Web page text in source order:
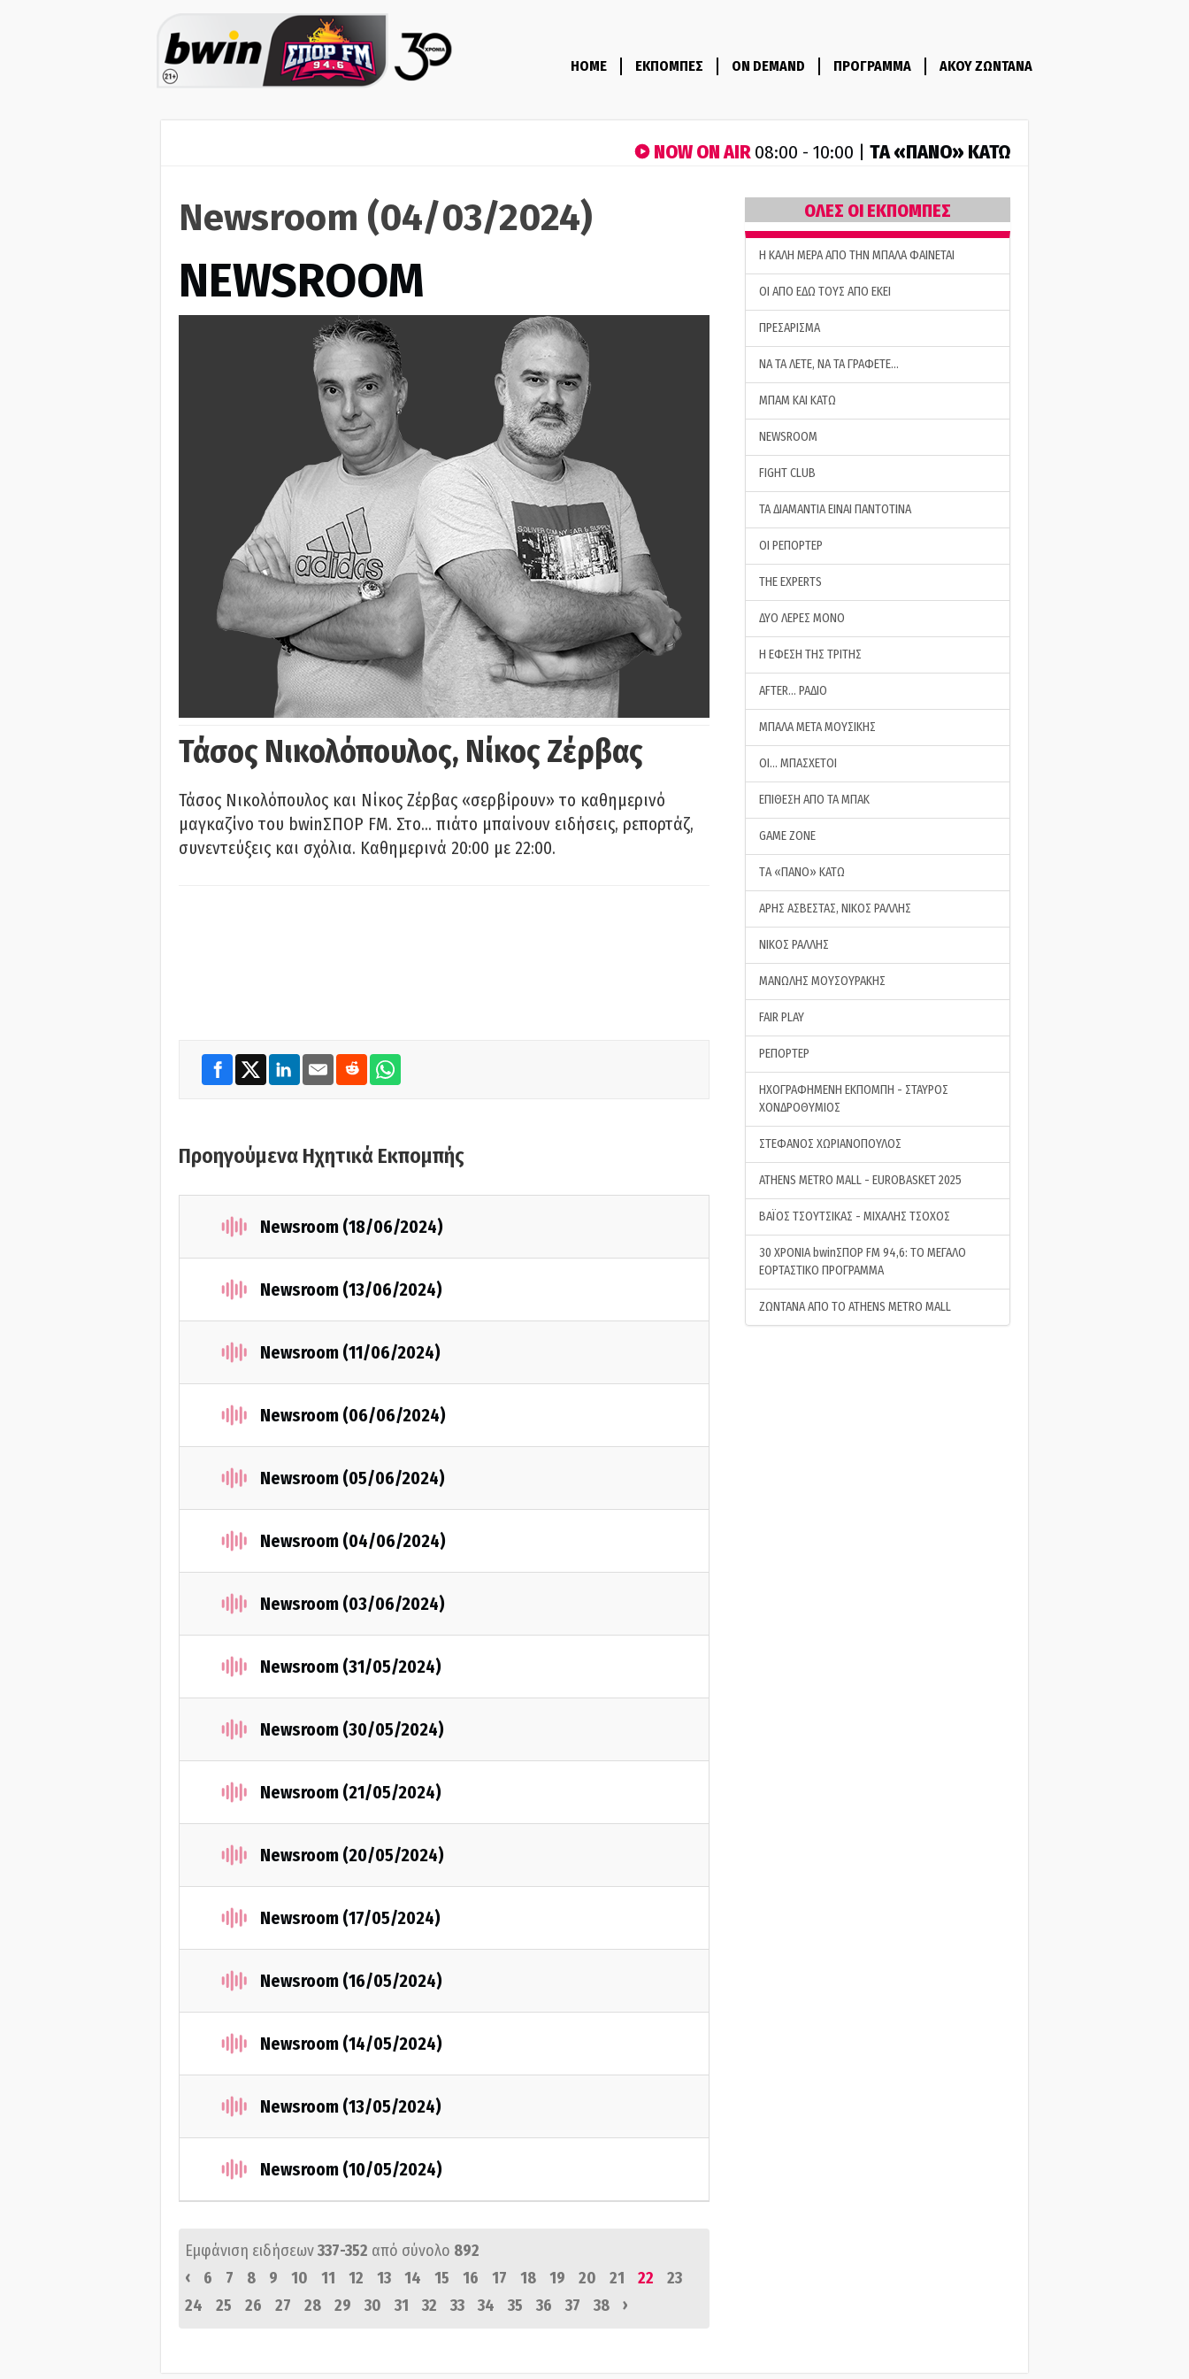
HOME ΕΚΠΟΜΠΕΣ ON DEMAND ΠΡΟΓΡΑΜΜΑ ΑΚΟΥ ΖΩΝΤΑΝΑ
NOW ON AIR08:00 - 10:00 | ΤA «ΠΑΝΟ» ΚΑΤΩ
Newsroom (04/03/2024)
NEWSROOM
Τάσος Νικολόπουλος, Νίκος Ζέρβας
Τάσος Νικολόπουλος και Νίκος Ζέρβας «σερβίρουν» το καθημερινό
μαγκαζίνο του bwinΣΠΟΡ FM. Στο… πιάτο μπαίνουν ειδήσεις, ρεπορτάζ,
συνεντεύξεις και σχόλια. Καθημερινά 20:00 με 22:00.
Προηγούμενα Ηχητικά Εκπομπής
Newsroom (18/06/2024)
Newsroom (13/06/2024)
Newsroom (11/06/2024)
Newsroom (06/06/2024)
Newsroom (05/06/2024)
Newsroom (04/06/2024)
Newsroom (03/06/2024)
Newsroom (31/05/2024)
Newsroom (30/05/2024)
Newsroom (21/05/2024)
Newsroom (20/05/2024)
Newsroom (17/05/2024)
Newsroom (16/05/2024)
Newsroom (14/05/2024)
Newsroom (13/05/2024)
Newsroom (10/05/2024)
Εμφάνιση ειδήσεων337-352 από σύνολο 892
‹
6 7 8 9 10 11 12 13 14 15 16 17 18 19 20 21 22
23
24
25 26 27 28 29 30 31 32 33 34 35 36 37 38 ›
ΟΛΕΣ ΟΙ ΕΚΠΟΜΠΕΣ
H ΚΑΛΗ ΜΕΡΑ ΑΠΟ ΤΗΝ ΜΠΑΛΑ ΦΑΙΝΕΤΑΙ
ΟΙ ΑΠΟ ΕΔΩ ΤΟΥΣ ΑΠΟ ΕΚΕΙ
ΠΡΕΣΑΡΙΣΜΑ
ΝΑ ΤΑ ΛΕΤΕ, ΝΑ ΤΑ ΓΡΑΦΕΤΕ…
ΜΠΑΜ ΚΑΙ ΚΑΤΩ
NEWSROOM
FIGHT CLUB
ΤΑ ΔΙΑΜΑΝΤΙΑ ΕΙΝΑΙ ΠΑΝΤΟΤΙΝΑ
ΟΙ ΡΕΠΟΡΤΕΡ
THE EXPERTS
ΔΥΟ ΛΕΡΕΣ ΜΟΝΟ
Η ΕΦΕΣΗ ΤΗΣ ΤΡΙΤΗΣ
AFTER… ΡΑΔΙΟ
ΜΠΑΛΑ ΜΕΤΑ ΜΟΥΣΙΚΗΣ
ΟΙ… ΜΠΑΣΧΕΤΟΙ
ΕΠΙΘΕΣΗ ΑΠΟ ΤΑ ΜΠΑΚ
GAME ZONE
ΤA «ΠΑΝΟ» ΚΑΤΩ
ΑΡΗΣ ΑΣΒΕΣΤΑΣ, ΝΙΚΟΣ ΡΑΛΛΗΣ
ΝΙΚΟΣ ΡΑΛΛΗΣ
ΜΑΝΩΛΗΣ ΜΟΥΣΟΥΡΑΚΗΣ
FAIR PLAY
ΡΕΠΟΡΤΕΡ
ΗΧΟΓΡΑΦΗΜΕΝΗ ΕΚΠΟΜΠΗ - ΣΤΑΥΡΟΣ
ΧΟΝΔΡΟΘΥΜΙΟΣ
ΣΤΕΦΑΝΟΣ ΧΩΡΙΑΝΟΠΟΥΛΟΣ
ATHENS METRO MALL - EUROBASKET 2025
ΒΑΪΟΣ ΤΣΟΥΤΣΙΚΑΣ - ΜΙΧΑΛΗΣ ΤΣΟΧΟΣ
30 ΧΡΟΝΙΑ bwinΣΠΟΡ FM 94,6: ΤΟ ΜΕΓΑΛΟ
ΕΟΡΤΑΣΤΙΚΟ ΠΡΟΓΡΑΜΜΑ
ΖΩΝΤΑΝΑ ΑΠΟ ΤΟ ATHENS METRO MALL